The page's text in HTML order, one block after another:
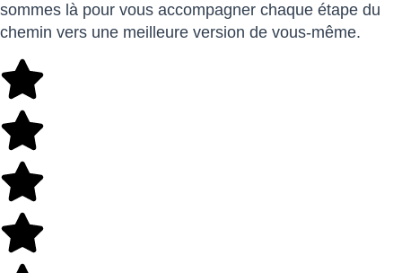
sommes là pour vous accompagner chaque étape du
chemin vers une meilleure version de vous-même.